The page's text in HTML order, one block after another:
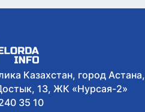
Казахстан, город Астана,
13, ЖК «Нурсая-2»
35 10